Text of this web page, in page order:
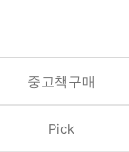
중고책구매
Pick